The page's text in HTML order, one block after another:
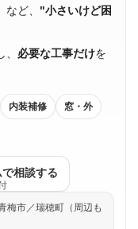
ど、 "小さいけど困
必要な工事だけを
内装補修 窓・外
相談する
梅市／瑞穂町（周辺も